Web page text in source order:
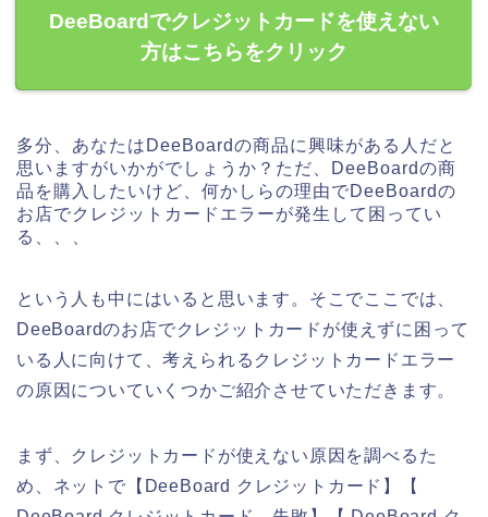
DeeBoardでクレジットカードを使えない
方はこちらをクリック
多分、あなたはDeeBoardの商品に興味がある人だと
思いますがいかがでしょうか？ただ、DeeBoardの商
品を購入したいけど、何かしらの理由でDeeBoardの
お店でクレジットカードエラーが発生して困ってい
る、、、
という人も中にはいると思います。そこでここでは、
DeeBoardのお店でクレジットカードが使えずに困って
いる人に向けて、考えられるクレジットカードエラー
の原因についていくつかご紹介させていただきます。
まず、クレジットカードが使えない原因を調べるた
め、ネットで【DeeBoard クレジットカード】【